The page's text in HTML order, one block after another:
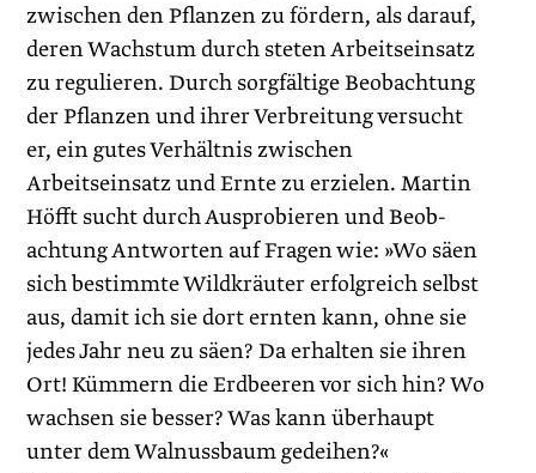
zwischen den Pflanzen zu fördern, als darauf,
deren Wachstum durch steten Arbeitseinsatz
zu regulieren. Durch sorgfältige Beobachtung
der Pflanzen und ihrer Verbreitung versucht
er, ein gutes Verhältnis zwischen
Arbeitseinsatz und Ernte zu erzielen. Martin
Höfft sucht durch Ausprobieren und Beob­
achtung Antworten auf Fragen wie: »Wo säen
sich bestimmte Wildkräuter erfolgreich selbst
aus, damit ich sie dort ernten kann, ohne sie
jedes Jahr neu zu säen? Da erhalten sie ihren
Ort! Kümmern die Erdbeeren vor sich hin? Wo
wachsen sie besser? Was kann überhaupt
unter dem Walnussbaum gedeihen?«